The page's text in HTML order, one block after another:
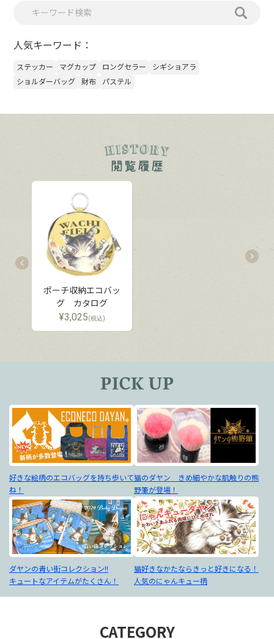
人気キーワード：
ステッカー マグカップ ロングセラー
シギショアラ
ショルダーバッグ
財布 パステル
ポーチ収納エコバッ
グ カタログ
¥3,025(税込)
好きな絵柄のエコバッグを持ち歩いて
ね！
猫のダヤン きめ細やかな肌触りの熊
野筆が登場！
ダヤンの青い街コレクション!!
キュートなアイテムがたくさん！
猫好きなかたならきっと好きになる！
人気のにゃんキュー柄
CATEGORY